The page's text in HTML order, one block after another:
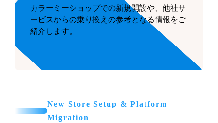
カラーミーショップでの新規開設や、他社サ
ービスからの乗り換えの参考となる情報をご
紹介します。
New Store Setup & Platform
Migration